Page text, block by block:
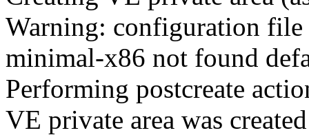
Warning: configuration
minimal-x86 not found
Performing postcreate
VE private area was created